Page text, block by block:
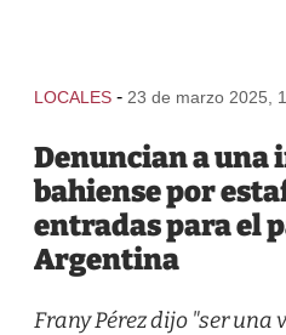
LOCALES - 23 de marzo 2025,
Denuncian a una
bahiense por
entradas para el
Argentina
Frany Pérez dijo "ser